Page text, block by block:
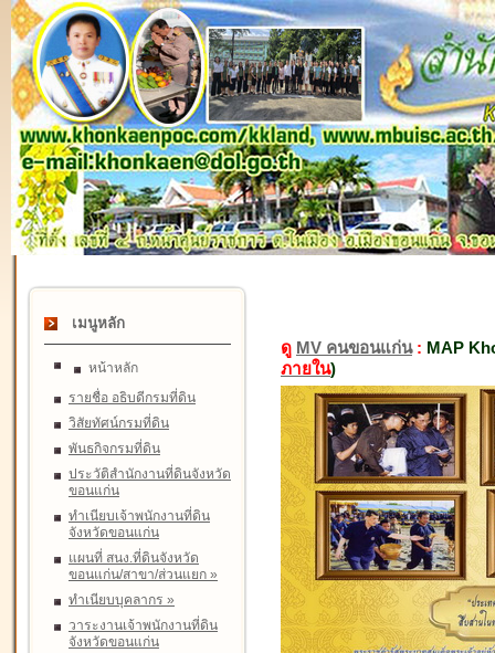
เมนูหลัก
หน้าหลัก
รายชื่อ อธิบดีกรมที่ดิน
วิสัยทัศน์กรมที่ดิน
พันธกิจกรมที่ดิน
ประวัติสำนักงานที่ดินจังหวัด
ขอนแก่น
ทำเนียบเจ้าพนักงานที่ดิน
จังหวัดขอนแก่น
แผนที่ สนง.ที่ดินจังหวัด
ขอนแก่น/สาขา/ส่วนแยก »
ทำเนียบบุคลากร »
วาระงานเจ้าพนักงานที่ดิน
จังหวัดขอนแก่น
ดู MV คนขอนแก่น: MAP
ภายใน)